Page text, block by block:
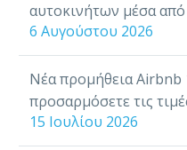
αυτοκινήτων μέσα
6 Αυγούστου 2026
Νέα προμήθεια Airbnb
προσαρμόσετε τις
15 Ιουλίου 2026